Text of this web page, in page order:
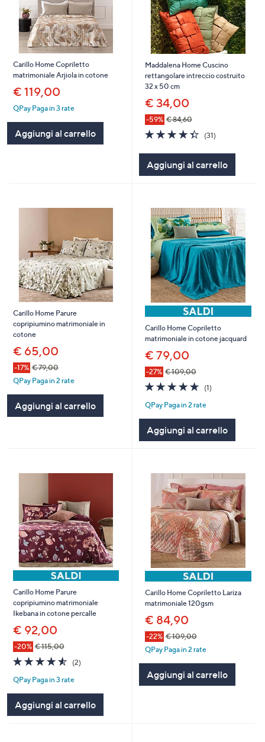
Carillo Home Copriletto
matrimoniale Arjiola in cotone
€ 119,00
QPay Paga in 3 rate
Aggiungi al carrello
Maddalena Home Cuscino
rettangolare intreccio costruito
32 x 50 cm
€ 34,00
-59% € 84,60
4.3
of
5
Stars
(31)31
Aggiungi al carrello
Carillo Home Parure
copripiumino matrimoniale in
cotone
€ 65,00
-17% € 79,00
QPay Paga in 2 rate
Aggiungi al carrello
Carillo Home Copriletto
matrimoniale in cotone jacquard
€ 79,00
-27% € 109,00
5.0
of
5
(1)
QPay Paga in 2 rate
Aggiungi al carrello
Carillo Home Parure
copripiumino matrimoniale
Ikebana in cotone percalle
€ 92,00
-20% € 115,00
4.5
of
5
(2)
QPay Paga in 3 rate
Aggiungi al carrello
Carillo Home Copriletto Lariza
matrimoniale 120gsm
€ 84,90
-22% € 109,00
QPay Paga in 2 rate
Aggiungi al carrello